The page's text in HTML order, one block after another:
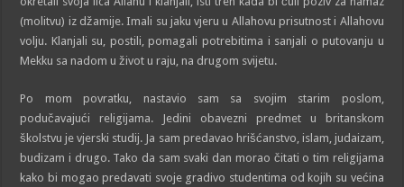
(molitvu) iz džamije. Imali su jaku vjeru u Allahovu prisutnost i Allahovu
volju. Klanjali su, postili, pomagali potrebitima i sanjali o putovanju u
Mekku sa nadom u život u raju, na drugom svijetu.
Po mom povratku, nastavio sam sa svojim starim poslom,
podučavajući religijama. Jedini obavezni predmet u britanskom
školstvu je vjerski studij. Ja sam predavao hrišćanstvo, islam, judaizam,
budizam i drugo. Tako da sam svaki dan morao čitati o tim religijama
kako bi mogao predavati svoje gradivo studentima od kojih su većina